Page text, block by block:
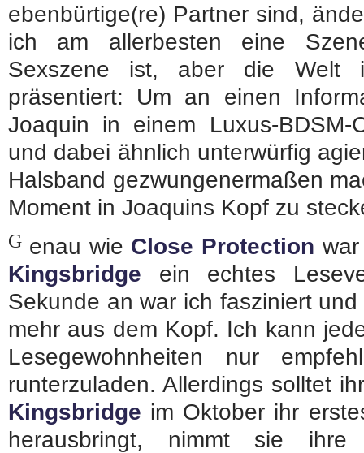
ebenbürtige(re) Partner sind,
ich am allerbesten eine
Sexszene ist, aber die
präsentiert: Um an einen
Joaquin in einem Luxus-
und dabei ähnlich unterwürfig
Halsband gezwungenermaßen
Moment in Joaquins Kopf zu
G enau wie Close Protection
Kingsbridge ein echtes
Sekunde an war ich fasziniert
mehr aus dem Kopf. Ich kann
Lesegewohnheiten nur
runterzuladen. Allerdings solltet
Kingsbridge im Oktober ihr
herausbringt, nimmt sie ihre